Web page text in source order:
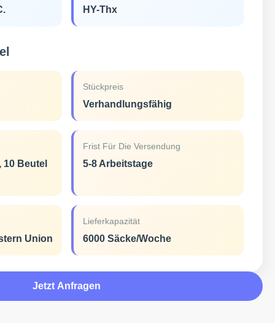
HY-Thx
Stückpreis
Verhandlungsfähig
Beutel
Frist Für Die Versendung
5-8 Arbeitstage
Union
Lieferkapazität
6000 Säcke/Woche
Jetzt Anfragen